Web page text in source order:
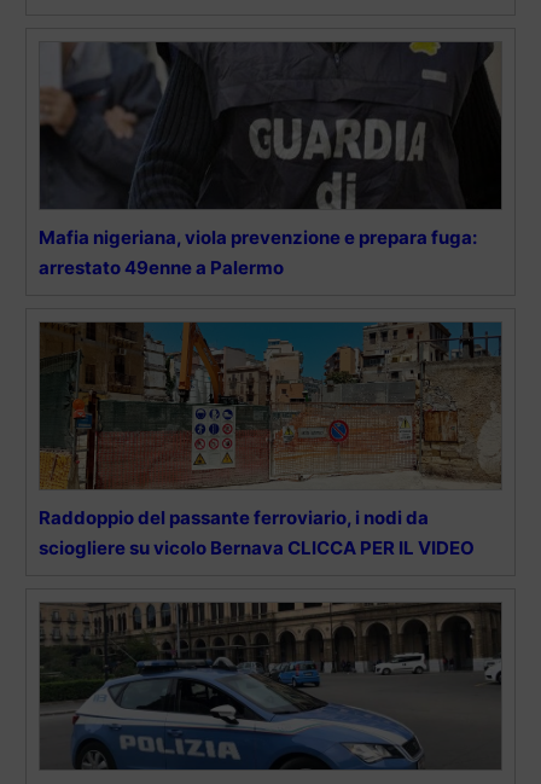
Mafia nigeriana, viola prevenzione e prepara fuga:
arrestato 49enne a Palermo
Raddoppio del passante ferroviario, i nodi da
sciogliere su vicolo Bernava CLICCA PER IL VIDEO